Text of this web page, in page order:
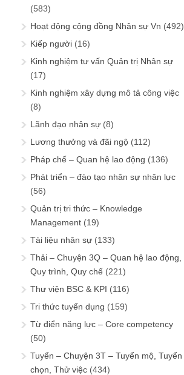
(583)
Hoạt động cộng đồng Nhân sự Vn (492)
Kiếp người (16)
Kinh nghiệm tư vấn Quản trị Nhân sự
(17)
Kinh nghiệm xây dựng mô tả công việc
(8)
Lãnh đạo nhân sự (8)
Lương thưởng và đãi ngộ (112)
Pháp chế – Quan hệ lao động (136)
Phát triển – đào tạo nhân sự nhân lực
(56)
Quản trị tri thức – Knowledge
Management (19)
Tài liệu nhân sự (133)
Thải – Chuyện 3Q – Quan hệ lao động,
Quy trình, Quy chế (221)
Thư viện BSC & KPI (116)
Tri thức tuyển dụng (159)
Từ điển năng lực – Core competency
(50)
Tuyển – Chuyện 3T – Tuyển mộ, Tuyển
chọn, Thử việc (434)